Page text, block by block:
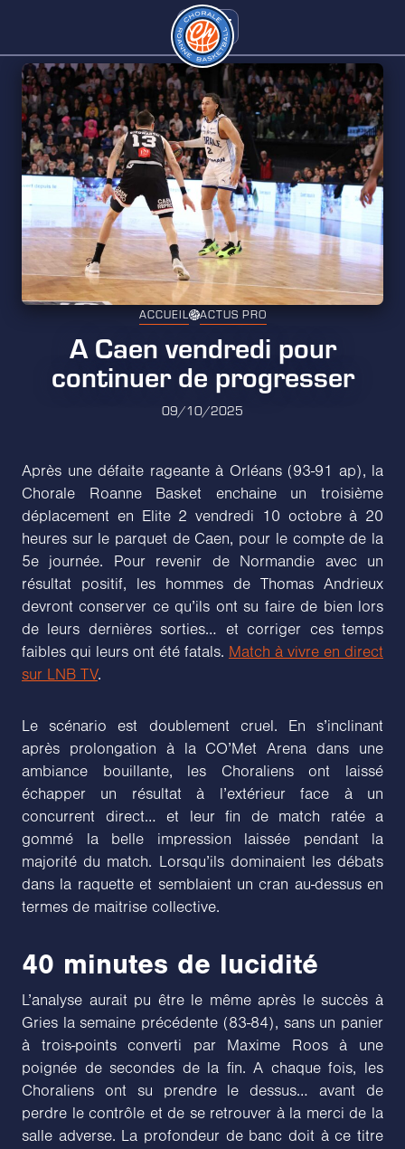
ACCUEIL ACTUS PRO
A Caen vendredi pour
continuer de progresser
09/10/2025
Après une défaite rageante à Orléans (93-91 ap), la
Chorale Roanne Basket enchaine un troisième
déplacement en Elite 2 vendredi 10 octobre à 20
heures sur le parquet de Caen, pour le compte de la
5e journée. Pour revenir de Normandie avec un
résultat positif, les hommes de Thomas Andrieux
devront conserver ce qu’ils ont su faire de bien lors
de leurs dernières sorties… et corriger ces temps
faibles qui leurs ont été fatals. Match à vivre en direct
sur LNB TV.
Le scénario est doublement cruel. En s’inclinant
après prolongation à la CO’Met Arena dans une
ambiance bouillante, les Choraliens ont laissé
échapper un résultat à l’extérieur face à un
concurrent direct… et leur fin de match ratée a
gommé la belle impression laissée pendant la
majorité du match. Lorsqu’ils dominaient les débats
dans la raquette et semblaient un cran au-dessus en
termes de maitrise collective.
40 minutes de lucidité
L’analyse aurait pu être le même après le succès à
Gries la semaine précédente (83-84), sans un panier
à trois-points converti par Maxime Roos à une
poignée de secondes de la fin. A chaque fois, les
Choraliens ont su prendre le dessus… avant de
perdre le contrôle et de se retrouver à la merci de la
salle adverse. La profondeur de banc doit à ce titre